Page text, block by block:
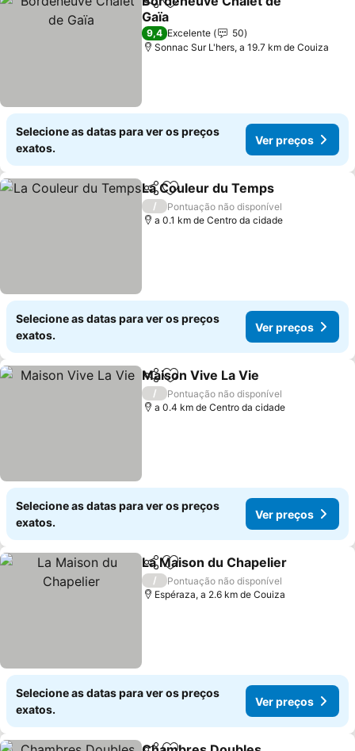
PartilharAdicionar aos favoritos
Gaïa
9,4 Excelente
50
Sonnac Sur L'hers, a 19.7 km de Couiza
Selecione as datas para ver os preços
exatos.
Ver preços
PartilharAdicionar aos favoritos
La Couleur du Temps
/
Pontuação não disponível
a 0.1 km de Centro da cidade
Selecione as datas para ver os preços
exatos.
Ver preços
PartilharAdicionar aos favoritos
Maison Vive La Vie
/
Pontuação não disponível
a 0.4 km de Centro da cidade
Selecione as datas para ver os preços
exatos.
Ver preços
PartilharAdicionar aos favoritos
La Maison du Chapelier
/
Pontuação não disponível
Espéraza, a 2.6 km de Couiza
Selecione as datas para ver os preços
exatos.
Ver preços